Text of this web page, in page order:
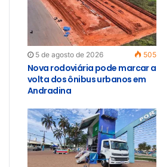
5 de agosto de 2026 505
Nova rodoviária pode marcar a
volta dos ônibus urbanos em
Andradina